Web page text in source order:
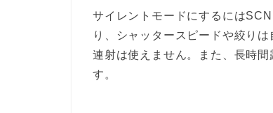
サイレントモードにするには
り、シャッタースピードや絞り
連射は使えません。また、長時
す。